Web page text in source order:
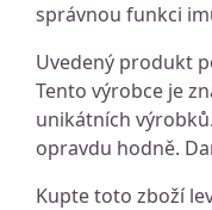
správnou funkci
Uvedený produkt
Tento výrobce je
unikátních
opravdu hodně.
Kupte toto zboží